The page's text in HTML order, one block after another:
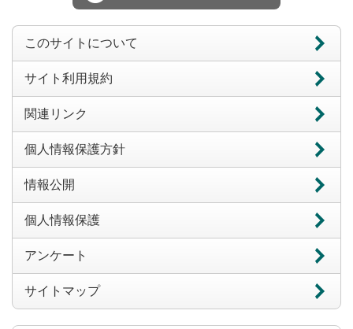
このサイトについて
サイト利用規約
関連リンク
個人情報保護方針
情報公開
個人情報保護
アンケート
サイトマップ